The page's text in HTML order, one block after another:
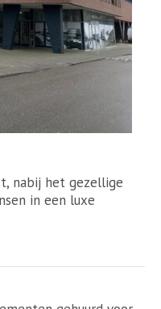
nabij het gezellige
in een luxe